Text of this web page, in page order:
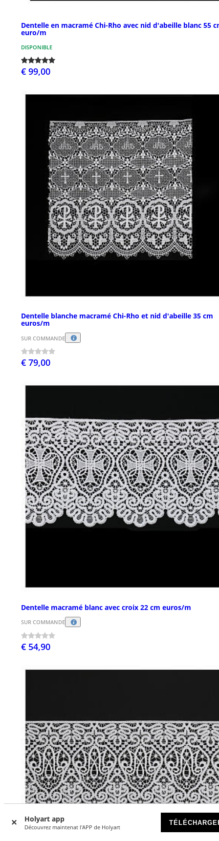
Holyart app
Découvrez maintenat l'APP de Holyart
Dentelle en macramé Chi-Rho avec nid d'abeille blanc 55
euro/m
DISPONIBLE
€ 99,00
Dentelle blanche macramé Chi-Rho et nid d'abeille 35 cm
euros/m
SUR COMMANDE
€ 79,00
Dentelle macramé blanc avec croix 22 cm euros/m
SUR COMMANDE
€ 54,90